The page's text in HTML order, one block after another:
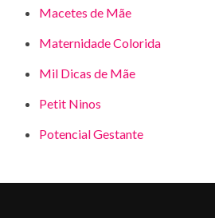
Macetes de Mãe
Maternidade Colorida
Mil Dicas de Mãe
Petit Ninos
Potencial Gestante